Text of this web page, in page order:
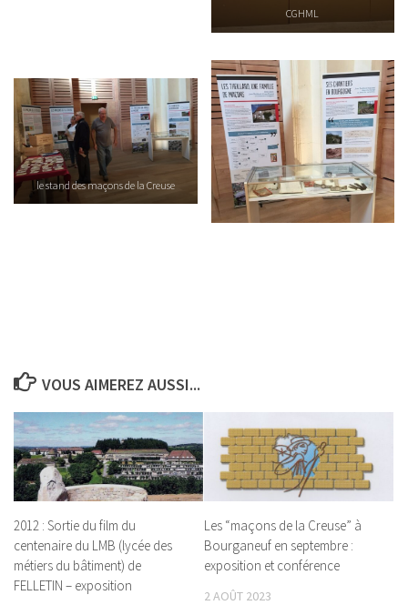
CGHML
le stand des maçons de la Creuse
VOUS AIMEREZ AUSSI...
2012 : Sortie du film du
centenaire du LMB (lycée des
métiers du bâtiment) de
FELLETIN – exposition
Les “maçons de la Creuse” à
Bourganeuf en septembre :
exposition et conférence
2 AOÛT 2023